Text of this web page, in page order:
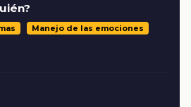
Manejo de las emociones